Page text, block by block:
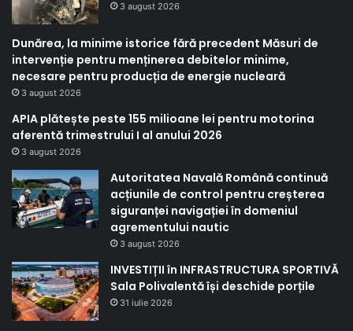
3 august 2026
Dunărea, la minime istorice fără precedent Măsuri de
intervenție pentru menținerea debitelor minime,
necesare pentru producția de energie nucleară
3 august 2026
APIA plătește peste 155 milioane lei pentru motorina
aferentă trimestrului I al anului 2026
3 august 2026
Autoritatea Navală Română continuă
acțiunile de control pentru creșterea
siguranței navigației în domeniul
agrementului nautic
3 august 2026
INVESTIȚII în INFRASTRUCTURA SPORTIVĂ
Sala Polivalentă își deschide porțile
31 iulie 2026